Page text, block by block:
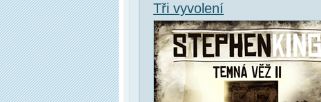
Tři vyvolení